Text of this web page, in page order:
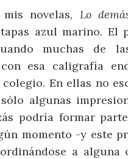
novelas, Lo
azul marino. El
muchas de
con esa caligrafía
colegio. En ellas no
algunas
podría formar
momento -y este
a